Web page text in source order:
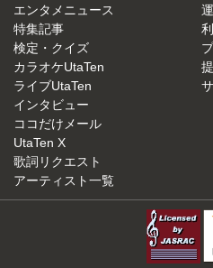
エンタメニュース
特集記事
検定・クイズ
カラオケUtaTen
ライブUtaTen
インタビュー
ココだけメール
UtaTen X
歌詞リクエスト
アーティスト一覧